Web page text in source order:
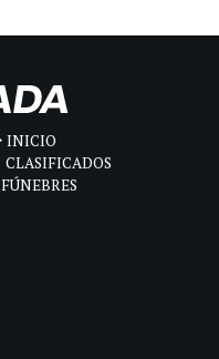
INICIO
CLASIFICADOS
FÚNEBRES